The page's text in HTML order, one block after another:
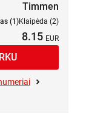
Timmen
(1)Klaipėda (2)
8.15